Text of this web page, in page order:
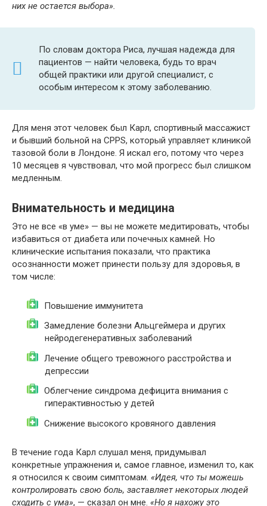
них не остается выбора».
По словам доктора Риса, лучшая надежда для
пациентов — найти человека, будь то врач
общей практики или другой специалист, с
особым интересом к этому заболеванию.
Для меня этот человек был Карл, спортивный массажист
и бывший больной на CPPS, который управляет клиникой
тазовой боли в Лондоне. Я искал его, потому что через
10 месяцев я чувствовал, что мой прогресс был слишком
медленным.
Внимательность и медицина
Это не все «в уме» — вы не можете медитировать, чтобы
избавиться от диабета или почечных камней. Но
клинические испытания показали, что практика
осознанности может принести пользу для здоровья, в
том числе:
Повышение иммунитета
Замедление болезни Альцгеймера и других
нейродегенеративных заболеваний
Лечение общего тревожного расстройства и
депрессии
Облегчение синдрома дефицита внимания с
гиперактивностью у детей
Снижение высокого кровяного давления
В течение года Карл слушал меня, придумывал
конкретные упражнения и, самое главное, изменил то, как
я относился к своим симптомам. «Идея, что ты можешь
контролировать свою боль, заставляет некоторых людей
сходить с ума», — сказал он мне. «Но я нахожу это